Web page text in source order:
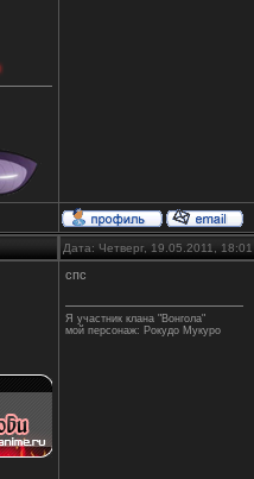
Дата: Четверг, 19.05.2011,
спс
Я участник клана "Вонгола"
мой персонаж: Рокудо Мукуро